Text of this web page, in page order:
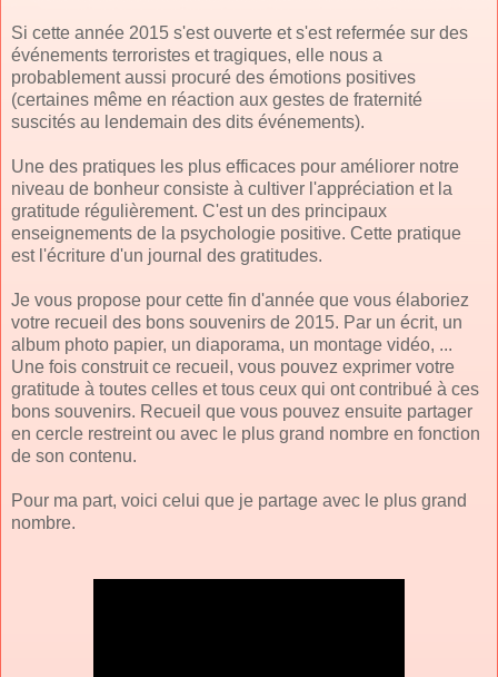
Si cette année 2015 s'est ouverte et s'est refermée sur des
événements terroristes et tragiques, elle nous a
probablement aussi procuré des émotions positives
(certaines même en réaction aux gestes de fraternité
suscités au lendemain des dits événements).
Une des pratiques les plus efficaces pour améliorer notre
niveau de bonheur consiste à cultiver l'appréciation et la
gratitude régulièrement. C'est un des principaux
enseignements de la psychologie positive. Cette pratique
est l'écriture d'un journal des gratitudes.
Je vous propose pour cette fin d'année que vous élaboriez
votre recueil des bons souvenirs de 2015. Par un écrit, un
album photo papier, un diaporama, un montage vidéo, ...
Une fois construit ce recueil, vous pouvez exprimer votre
gratitude à toutes celles et tous ceux qui ont contribué à ces
bons souvenirs. Recueil que vous pouvez ensuite partager
en cercle restreint ou avec le plus grand nombre en fonction
de son contenu.
Pour ma part, voici celui que je partage avec le plus grand
nombre.